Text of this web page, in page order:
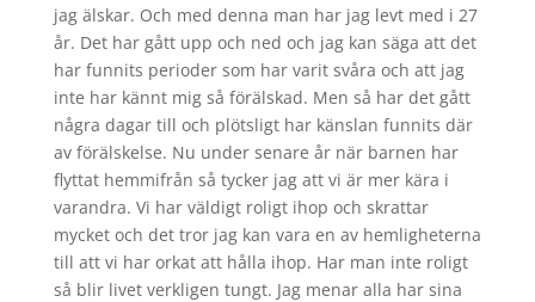
jag älskar. Och med denna man har jag levt med i 27
år. Det har gått upp och ned och jag kan säga att det
har funnits perioder som har varit svåra och att jag
inte har kännt mig så förälskad. Men så har det gått
några dagar till och plötsligt har känslan funnits där
av förälskelse. Nu under senare år när barnen har
flyttat hemmifrån så tycker jag att vi är mer kära i
varandra. Vi har väldigt roligt ihop och skrattar
mycket och det tror jag kan vara en av hemligheterna
till att vi har orkat att hålla ihop. Har man inte roligt
så blir livet verkligen tungt. Jag menar alla har sina